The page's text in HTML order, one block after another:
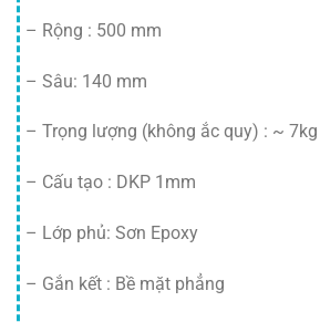
– Rộng : 500 mm
– Sâu: 140 mm
– Trọng lượng (không ắc quy) : ~ 7kg
– Cấu tạo : DKP 1mm
– Lớp phủ: Sơn Epoxy
– Gắn kết : Bề mặt phẳng